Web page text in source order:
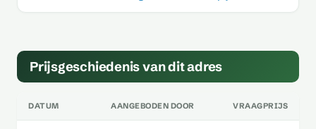
Prijsgeschiedenis van dit adres
DATUM AANGEBODEN DOOR VRAAGPRIJS